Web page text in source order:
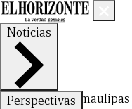
Noticias
Nuevo LeónTamaulipas
Perspectivas